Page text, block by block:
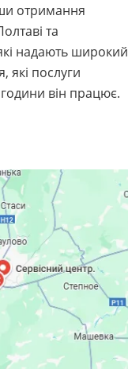
отримання
та
надають широкий
які послуги
години він працює.